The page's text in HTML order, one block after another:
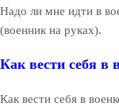
Надо ли мне идти в
(военник на руках).
Как вести себя в
Как вести себя в